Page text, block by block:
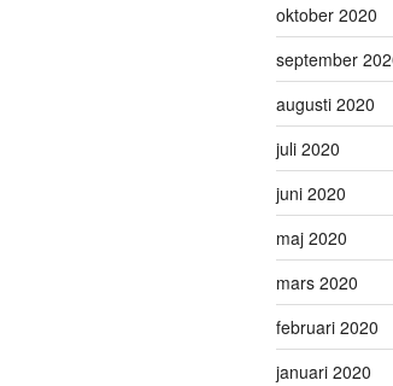
oktober 2020
september
augusti 2020
juli 2020
juni 2020
maj 2020
mars 2020
februari 2020
januari 2020